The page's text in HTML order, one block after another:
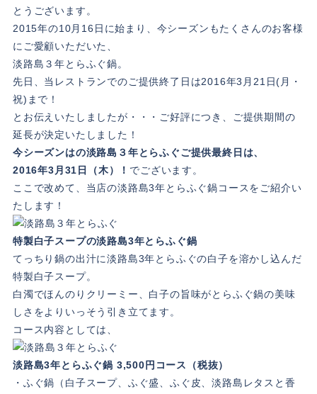
とうございます。
2015年の10月16日に始まり、今シーズンもたくさんのお客様
にご愛顧いただいた、
淡路島３年とらふぐ鍋。
先日、当レストランでのご提供終了日は2016年3月21日(月・
祝)まで！
とお伝えいたしましたが・・・ご好評につき、ご提供期間の
延長が決定いたしました！
今シーズンはの淡路島３年とらふぐご提供最終日は、
2016年3月31日（木）！ でございます。
ここで改めて、当店の淡路島3年とらふぐ鍋コースをご紹介い
たします！
特製白子スープの淡路島3年とらふぐ鍋
てっちり鍋の出汁に淡路島3年とらふぐの白子を溶かし込んだ
特製白子スープ。
白濁でほんのりクリーミー、白子の旨味がとらふぐ鍋の美味
しさをよりいっそう引き立てます。
コース内容としては、
淡路島3年とらふぐ鍋 3,500円コース（税抜）
・ふぐ鍋（白子スープ、ふぐ盛、ふぐ皮、淡路島レタスと香